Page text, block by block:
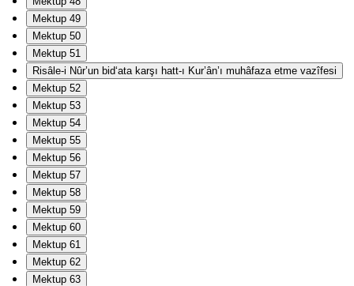
Mektup 49
Mektup 50
Mektup 51
Risâle-i Nûr’un bid‘ata karşı hatt-ı Kur’ân’ı muhâfaza etme vazîfesi
Mektup 52
Mektup 53
Mektup 54
Mektup 55
Mektup 56
Mektup 57
Mektup 58
Mektup 59
Mektup 60
Mektup 61
Mektup 62
Mektup 63